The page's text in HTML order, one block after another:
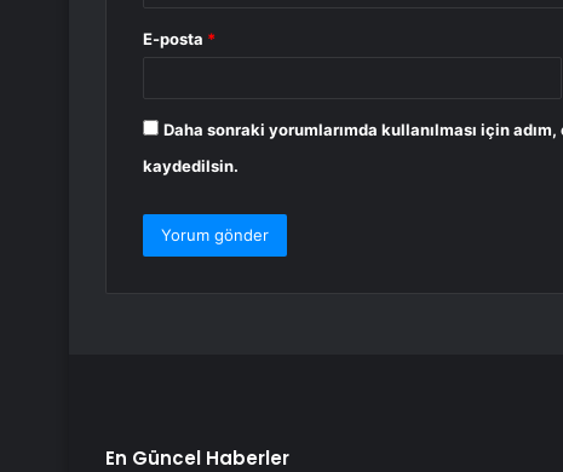
E-posta *
Daha sonraki yorumlarımda kullanılması için
kaydedilsin.
En Güncel Haberler